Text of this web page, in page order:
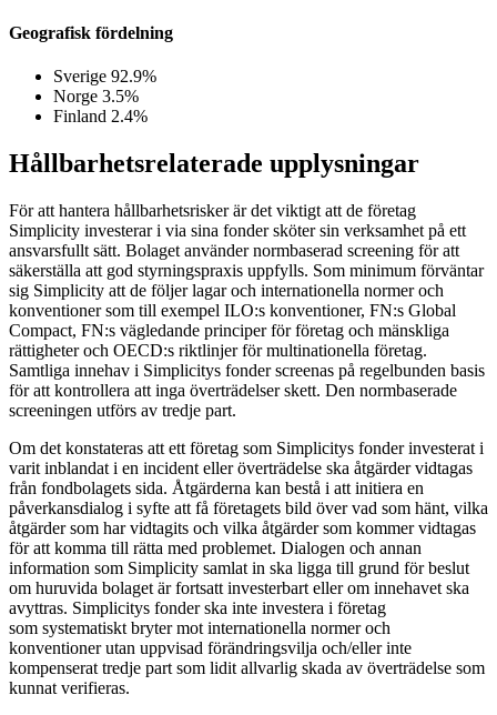
Geografisk fördelning
Sverige 92.9%
Norge 3.5%
Finland 2.4%
Hållbarhetsrelaterade upplysningar
För att hantera hållbarhetsrisker är det viktigt att de företag
Simplicity investerar i via sina fonder sköter sin verksamhet på ett
ansvarsfullt sätt. Bolaget använder normbaserad screening för att
säkerställa att god styrningspraxis uppfylls. Som minimum förväntar
sig Simplicity att de följer lagar och internationella normer och
konventioner som till exempel ILO:s konventioner, FN:s Global
Compact, FN:s vägledande principer för företag och mänskliga
rättigheter och OECD:s riktlinjer för multinationella företag.
Samtliga innehav i Simplicitys fonder screenas på regelbunden basis
för att kontrollera att inga överträdelser skett. Den normbaserade
screeningen utförs av tredje part.
Om det konstateras att ett företag som Simplicitys fonder investerat i
varit inblandat i en incident eller överträdelse ska åtgärder vidtagas
från fondbolagets sida. Åtgärderna kan bestå i att initiera en
påverkansdialog i syfte att få företagets bild över vad som hänt, vilka
åtgärder som har vidtagits och vilka åtgärder som kommer vidtagas
för att komma till rätta med problemet. Dialogen och annan
information som Simplicity samlat in ska ligga till grund för beslut
om huruvida bolaget är fortsatt investerbart eller om innehavet ska
avyttras. Simplicitys fonder ska inte investera i företag
som systematiskt bryter mot internationella normer och
konventioner utan uppvisad förändringsvilja och/eller inte
kompenserat tredje part som lidit allvarlig skada av överträdelse som
kunnat verifieras.